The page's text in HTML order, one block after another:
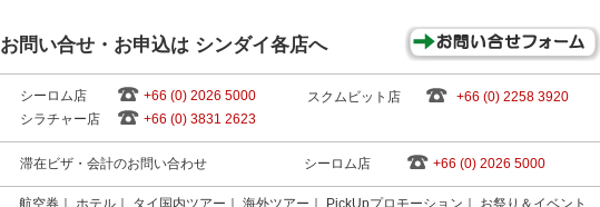
お問い合せ・お申込は シンダイ各店へ
シーロム店
+66 (0) 2026 5000
シラチャー店
+66 (0) 3831 2623
スクムビット店 +66 (0) 2258 3920
滞在ビザ・会計のお問い合わせ シーロム店 +66 (0) 2026 5000
航空券 ホテル タイ国内ツアー 海外ツアー PickUpプロモーション お祭り＆イベント